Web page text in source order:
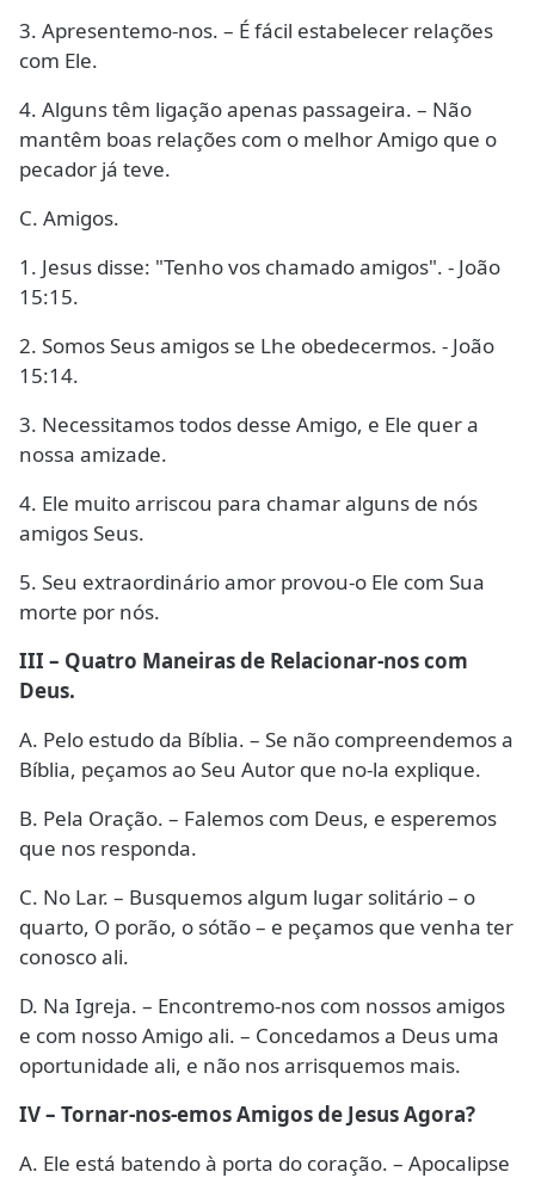
3. Apresentemo-nos. – É fácil estabelecer relações
com Ele.
4. Alguns têm ligação apenas passageira. – Não
mantêm boas relações com o melhor Amigo que o
pecador já teve.
C. Amigos.
1. Jesus disse: "Tenho vos chamado amigos". - João
15:15.
2. Somos Seus amigos se Lhe obedecermos. - João
15:14.
3. Necessitamos todos desse Amigo, e Ele quer a
nossa amizade.
4. Ele muito arriscou para chamar alguns de nós
amigos Seus.
5. Seu extraordinário amor provou-o Ele com Sua
morte por nós.
III – Quatro Maneiras de Relacionar-nos com
Deus.
A. Pelo estudo da Bíblia. – Se não compreendemos a
Bíblia, peçamos ao Seu Autor que no-la explique.
B. Pela Oração. – Falemos com Deus, e esperemos
que nos responda.
C. No Lar. – Busquemos algum lugar solitário – o
quarto, O porão, o sótão – e peçamos que venha ter
conosco ali.
D. Na Igreja. – Encontremo-nos com nossos amigos
e com nosso Amigo ali. – Concedamos a Deus uma
oportunidade ali, e não nos arrisquemos mais.
IV – Tornar-nos-emos Amigos de Jesus Agora?
A. Ele está batendo à porta do coração. – Apocalipse